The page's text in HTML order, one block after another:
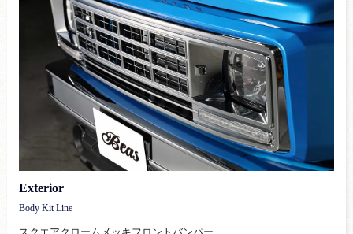
Exterior
Body Kit Line